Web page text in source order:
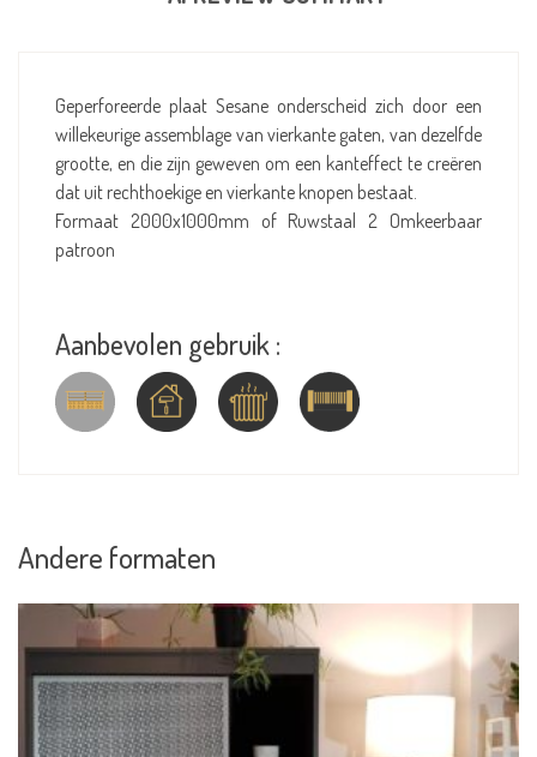
Geperforeerde plaat Sesane onderscheid zich door een
willekeurige assemblage van vierkante gaten, van dezelfde
grootte, en die zijn geweven om een kanteffect te creëren
dat uit rechthoekige en vierkante knopen bestaat.
Formaat 2000x1000mm of Ruwstaal 2 Omkeerbaar
patroon
Aanbevolen gebruik :
Andere formaten